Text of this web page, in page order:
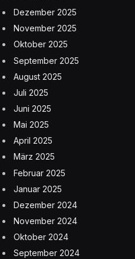
Dezember 2025
November 2025
Oktober 2025
September 2025
August 2025
Juli 2025
Juni 2025
Mai 2025
April 2025
März 2025
Februar 2025
Januar 2025
Dezember 2024
November 2024
Oktober 2024
September 2024